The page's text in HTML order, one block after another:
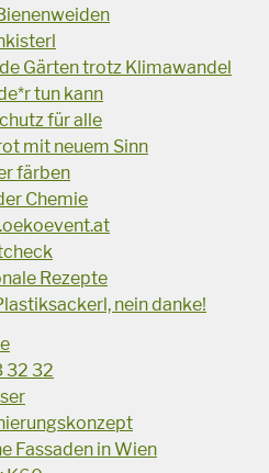
Gärten trotz Klimawandel
tun kann
für alle
mit neuem Sinn
färben
Chemie
Rezepte
nein danke!
32 32
Fassaden in Wien